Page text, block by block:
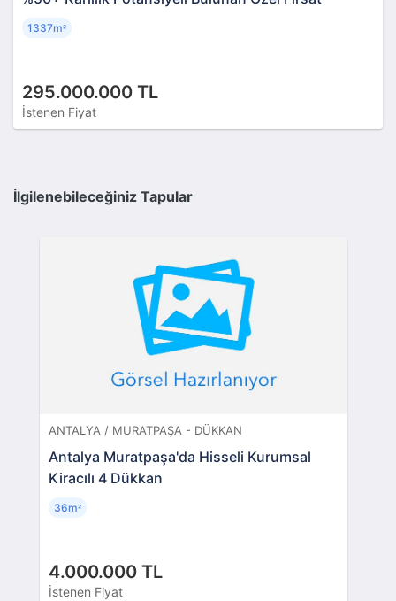
295.000.000 TL
İstenen Fiyat
1337m²
İlgilenebileceğiniz Tapular
ANTALYA / MURATPAŞA - DÜKKAN
Antalya Muratpaşa'da Hisseli Kurumsal
Kiracılı 4 Dükkan
4.000.000 TL
İstenen Fiyat
36m²